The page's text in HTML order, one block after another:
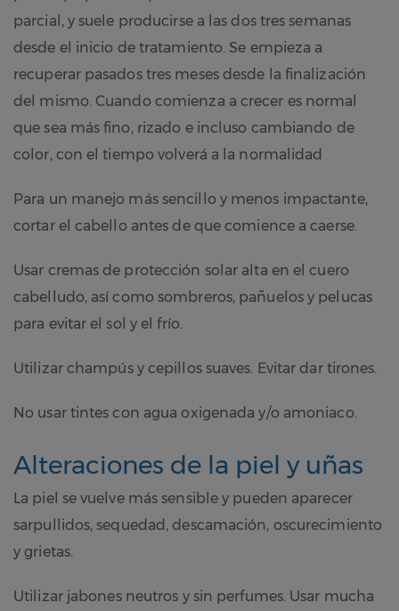
parcial, y suele producirse a las dos tres semanas
desde el inicio de tratamiento. Se empieza a
recuperar pasados tres meses desde la finalización
del mismo. Cuando comienza a crecer es normal
que sea más fino, rizado e incluso cambiando de
color, con el tiempo volverá a la normalidad
Para un manejo más sencillo y menos impactante,
cortar el cabello antes de que comience a caerse.
Usar cremas de protección solar alta en el cuero
cabelludo, así como sombreros, pañuelos y pelucas
para evitar el sol y el frío.
Utilizar champús y cepillos suaves. Evitar dar tirones.
No usar tintes con agua oxigenada y/o amoniaco.
Alteraciones de la piel y uñas
La piel se vuelve más sensible y pueden aparecer
sarpullidos, sequedad, descamación, oscurecimiento
y grietas.
Utilizar jabones neutros y sin perfumes. Usar mucha